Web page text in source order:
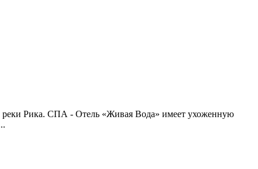
реки Рика. СПА - Отель «Живая Вода» имеет ухоженную